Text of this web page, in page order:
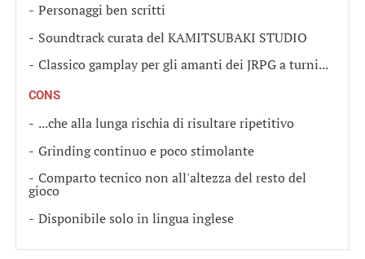
Personaggi ben scritti
Soundtrack curata del KAMITSUBAKI STUDIO
Classico gamplay per gli amanti dei JRPG a turni...
CONS
...che alla lunga rischia di risultare ripetitivo
Grinding continuo e poco stimolante
Comparto tecnico non all'altezza del resto del
gioco
Disponibile solo in lingua inglese